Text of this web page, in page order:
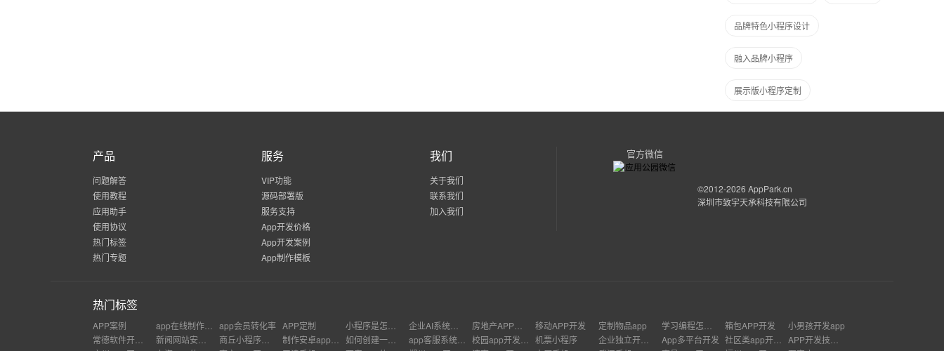
品牌特色小程序设计
融入品牌小程序
展示版小程序定制
产品
问题解答
使用教程
应用助手
使用协议
热门标签
热门专题
服务
VIP功能
源码部署版
服务支持
App开发价格
App开发案例
App制作模板
我们
关于我们
联系我们
加入我们
官方微信
©2012-2026 AppPark.cn
深圳市致宇天承科技有限公司
热门标签
APP案例 app会员转化率 APP定制 移动APP开发 定制物品app 箱包APP开发
小男孩开发app
机票小程序 App多平台开发